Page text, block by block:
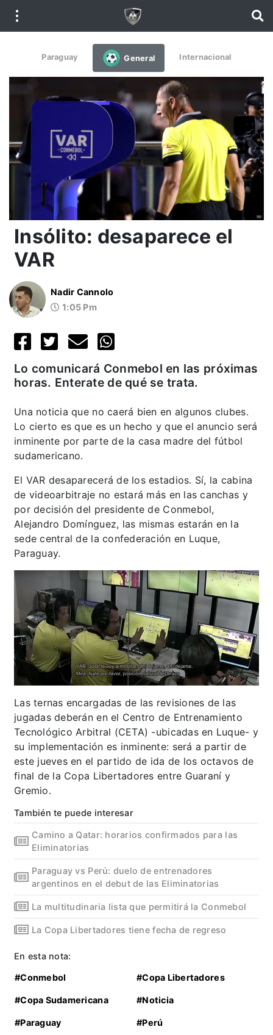
Paraguay General Internacional
Insólito: desaparece el
VAR
Nadir Cannolo
1:05 Pm
Lo comunicará Conmebol en las próximas
horas. Enterate de qué se trata.
Una noticia que no caerá bien en algunos clubes.
Lo cierto es que es un hecho y que el anuncio será
inminente por parte de la casa madre del fútbol
sudamericano.
El VAR desaparecerá de los estadios. Sí, la cabina
de videoarbitraje no estará más en las canchas y
por decisión del presidente de Conmebol,
Alejandro Domínguez, las mismas estarán en la
sede central de la confederación en Luque,
Paraguay.
Las ternas encargadas de las revisiones de las
jugadas deberán en el Centro de Entrenamiento
Tecnológico Arbitral (CETA) -ubicadas en Luque- y
su implementación es inminente: será a partir de
este jueves en el partido de ida de los octavos de
final de la Copa Libertadores entre Guaraní y
Gremio.
También te puede interesar
Camino a Qatar: horarios confirmados para las
Eliminatorias
Paraguay vs Perú: duelo de entrenadores
argentinos en el debut de las Eliminatorias
La multitudinaria lista que permitirá la Conmebol
La Copa Libertadores tiene fecha de regreso
En esta nota:
#Conmebol #Copa Libertadores
#Copa Sudamericana #Noticia
#Paraguay #Perú